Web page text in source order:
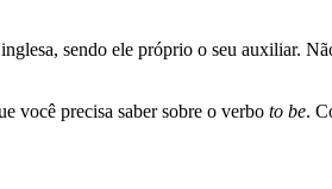
sendo ele próprio o seu auxiliar.
você precisa saber sobre o verbo to be.